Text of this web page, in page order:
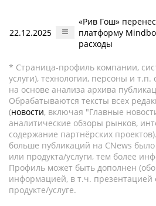
22.12.2025
«Рив Гош»
платформу
расходы
* Страница-профиль компании,
услуги), технологии, персоны и т.п.
на основе анализа архива
Обрабатываются тексты всех
(новости, включая "Главные
аналитические обзоры рынков,
содержание партнёрских
больше публикаций на CNews
или продукта/услуги, тем более
Профиль может быть дополнен
информацией, в т.ч. презентацией
продукте/услуге.